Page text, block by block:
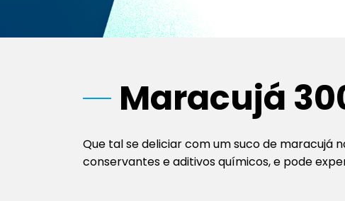
Maracujá
Que tal se deliciar com um suco de maracujá
conservantes e aditivos químicos, e pode